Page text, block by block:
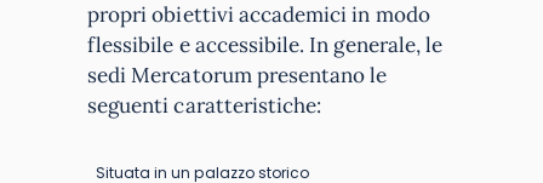
propri obiettivi accademici in modo
flessibile e accessibile. In generale, le
sedi Mercatorum presentano le
seguenti caratteristiche:
Situata in un palazzo storico